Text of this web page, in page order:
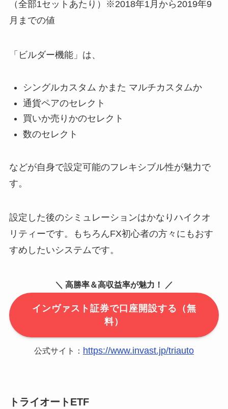
（全部1セットあたり）※2018年1月から2019年9
月までの値
「ビルダー機能」は、
シングルカスタム かまた マルチカスタムか
通貨ペアのセレクト
買いか売りかのセレクト
数のセレクト
などが自身で設定可能のフレキシブル性が魅力で
す。
設定した後のシミュレーションはかなりハイクオ
リティーです。もちろんFX初心者の方々にもおす
すめしたいシステムです。
＼ 高勝率＆高収益率が魅力！ ／
インヴァスト証券で口座開設する（無
料）
公式サイト： https://www.invast.jp/triauto
トライオートETF